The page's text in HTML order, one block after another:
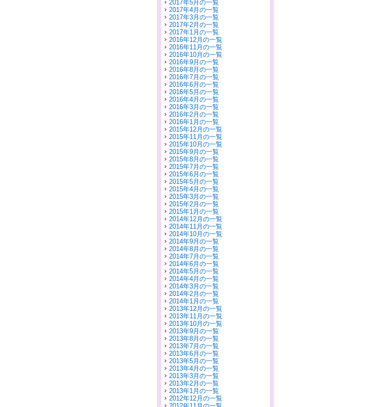
2017年5月の一覧
2017年4月の一覧
2017年3月の一覧
2017年2月の一覧
2017年1月の一覧
2016年12月の一覧
2016年11月の一覧
2016年10月の一覧
2016年9月の一覧
2016年8月の一覧
2016年7月の一覧
2016年6月の一覧
2016年5月の一覧
2016年4月の一覧
2016年3月の一覧
2016年2月の一覧
2016年1月の一覧
2015年12月の一覧
2015年11月の一覧
2015年10月の一覧
2015年9月の一覧
2015年8月の一覧
2015年7月の一覧
2015年6月の一覧
2015年5月の一覧
2015年4月の一覧
2015年3月の一覧
2015年2月の一覧
2015年1月の一覧
2014年12月の一覧
2014年11月の一覧
2014年10月の一覧
2014年9月の一覧
2014年8月の一覧
2014年7月の一覧
2014年6月の一覧
2014年5月の一覧
2014年4月の一覧
2014年3月の一覧
2014年2月の一覧
2014年1月の一覧
2013年12月の一覧
2013年11月の一覧
2013年10月の一覧
2013年9月の一覧
2013年8月の一覧
2013年7月の一覧
2013年6月の一覧
2013年5月の一覧
2013年4月の一覧
2013年3月の一覧
2013年2月の一覧
2013年1月の一覧
2012年12月の一覧